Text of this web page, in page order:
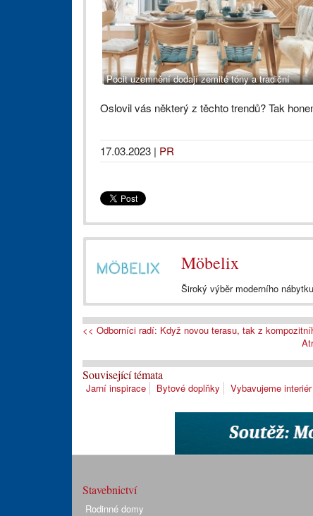
Pocit uzemnění dodají zemité tóny a tradiční
Oslovil vás některý z těchto trendů? Tak
17.03.2023 | PR
Möbelix
Široký výběr moderního
<< Odborníci radí: Když novou terasu, tak z
Související témata
Jarní inspirace Bytové doplňky Vybavujeme interiér
Stavebnictví
Rodinné domy